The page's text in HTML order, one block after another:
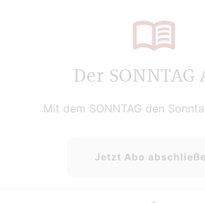
Der SONNTAG
Mit dem SONNTAG den
Jetzt Abo